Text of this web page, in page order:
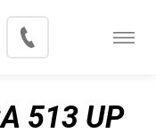
513 UP